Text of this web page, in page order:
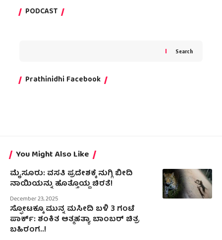
PODCAST
Search
Prathinidhi Facebook
You Might Also Like
ಮೈಸೂರು: ವಸತಿ ಪ್ರದೇಶಕ್ಕೆ ನುಗ್ಗಿ ಬೀದಿ
ನಾಯಿಯನ್ನು ಹೊತ್ತೊಯ್ದ ಚಿರತೆ!
December 23, 2025
ಸ್ಫೋಟಕ್ಕೂ ಮುನ್ನ ಮಸೀದಿ ಬಳಿ 3 ಗಂಟೆ
ಪಾರ್ಕ್‌: ಶಂಕಿತ ಆತ್ಮಹತ್ಯಾ ಬಾಂಬರ್ ಚಿತ್ರ
ಬಹಿರಂಗ..!